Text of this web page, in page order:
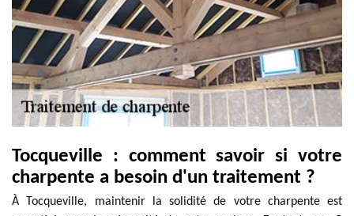
Tocqueville : comment savoir si votre
charpente a besoin d'un traitement ?
À Tocqueville, maintenir la solidité de votre charpente est